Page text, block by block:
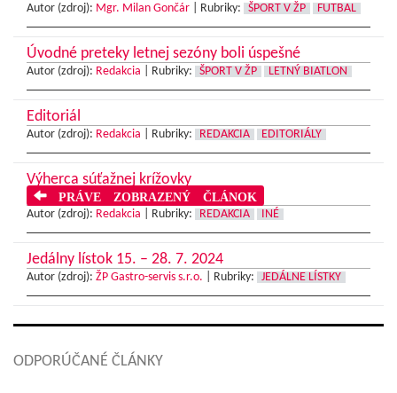
Autor (zdroj): Mgr. Milan Gončár Rubriky: ŠPORT V ŽP FUTBAL
Úvodné preteky letnej sezóny boli úspešné
Autor (zdroj): Redakcia Rubriky: ŠPORT V ŽP LETNÝ BIATLON
Editoriál
Autor (zdroj): Redakcia Rubriky: REDAKCIA EDITORIÁLY
Výherca súťažnej krížovky
PRÁVE ZOBRAZENÝ ČLÁNOK
Autor (zdroj): Redakcia Rubriky: REDAKCIA INÉ
Jedálny lístok 15. – 28. 7. 2024
Autor (zdroj): ŽP Gastro-servis s.r.o. Rubriky: JEDÁLNE LÍSTKY
ODPORÚČANÉ ČLÁNKY